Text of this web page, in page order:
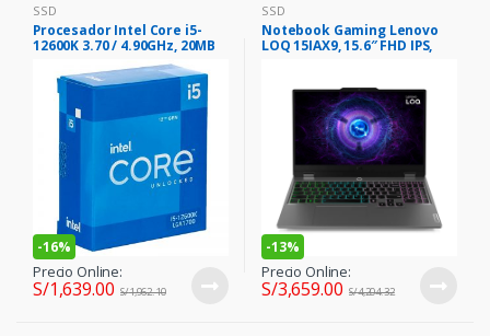
SSD
Procesador Intel Core i5-
12600K 3.70 / 4.90GHz, 20MB
Caché L3, LGA1700, 125W, 10
nm.
-16%
Precio Online:
S/1,639.00 S/1,962.10
SSD
Notebook Gaming Lenovo
LOQ 15IAX9, 15.6″ FHD IPS,
-13%
Precio Online:
S/3,659.00 S/4,204.32